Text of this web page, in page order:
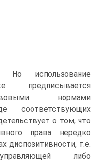
Но использование
предписывается
нормами
соответствующих
о том, что
права нередко
диспозитивности, т.е.
либо